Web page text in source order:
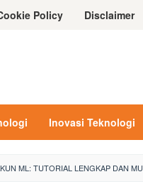
Policy Disclaimer
Inovasi Teknologi
ML: TUTORIAL LENGKAP DAN